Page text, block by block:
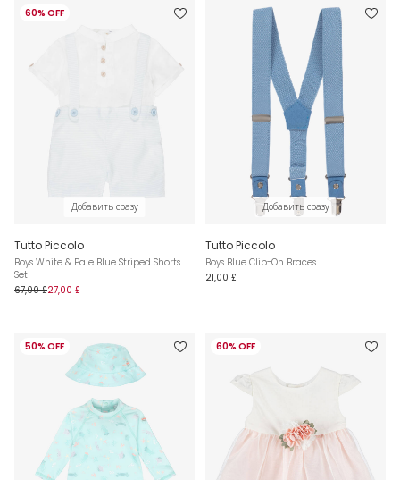
60% OFF
Добавить сразу
Tutto Piccolo
Boys White & Pale Blue Striped Shorts
Set
67,00 £27,00 £
Добавить сразу
Tutto Piccolo
Boys Blue Clip-On Braces
21,00 £
50% OFF 60% OFF